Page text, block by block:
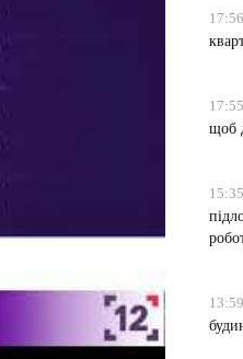
17:56
17:55
щоб
15:35
13:59